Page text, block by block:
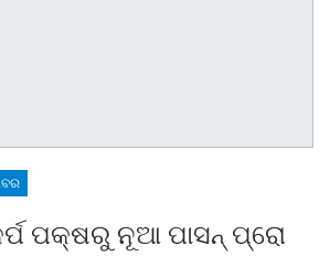
ପକ୍ଷରୁ ନୂଆ ପାସନ୍ ପ୍ରୋ